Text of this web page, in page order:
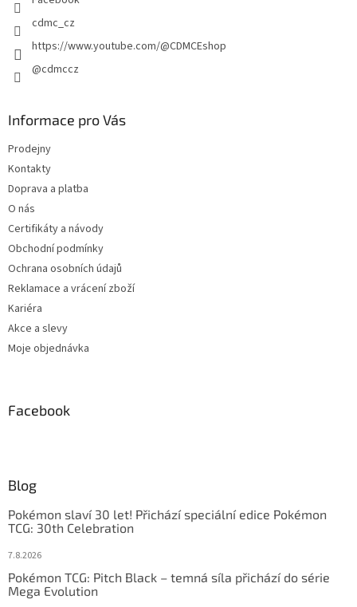
cdmc_cz
https://www.youtube.com/@CDMCEshop
@cdmccz
Informace pro Vás
Prodejny
Kontakty
Doprava a platba
O nás
Certifikáty a návody
Obchodní podmínky
Ochrana osobních údajů
Reklamace a vrácení zboží
Kariéra
Akce a slevy
Moje objednávka
Facebook
Blog
Pokémon slaví 30 let! Přichází speciální edice Pokémon
TCG: 30th Celebration
7.8.2026
Pokémon TCG: Pitch Black – temná síla přichází do série
Mega Evolution